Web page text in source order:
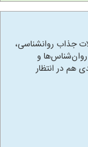
جذاب روانشناسی،
روان‌شناس‌ها و
هم در انتظار